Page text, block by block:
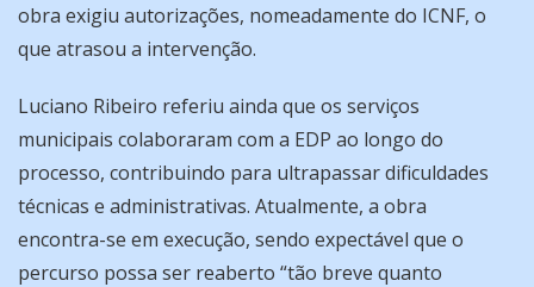
obra exigiu autorizações, nomeadamente do ICNF, o
que atrasou a intervenção.
Luciano Ribeiro referiu ainda que os serviços
municipais colaboraram com a EDP ao longo do
processo, contribuindo para ultrapassar dificuldades
técnicas e administrativas. Atualmente, a obra
encontra-se em execução, sendo expectável que o
percurso possa ser reaberto “tão breve quanto